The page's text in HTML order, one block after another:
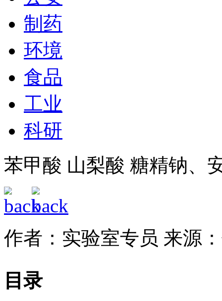
制药
环境
食品
工业
科研
苯甲酸 山梨酸 糖精钠、
作者：实验室专员 来源
目录